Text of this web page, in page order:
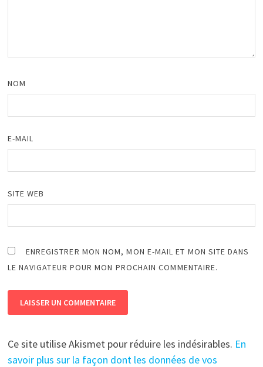
NOM
E-MAIL
SITE WEB
ENREGISTRER MON NOM, MON E-MAIL ET MON SITE DANS
LE NAVIGATEUR POUR MON PROCHAIN COMMENTAIRE.
Ce site utilise Akismet pour réduire les indésirables. En
savoir plus sur la façon dont les données de vos